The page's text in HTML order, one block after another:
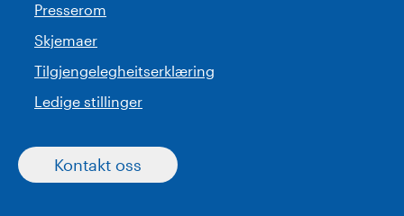
Presserom
Skjemaer
Tilgjengelegheitserklæring
Ledige stillinger
Kontakt oss